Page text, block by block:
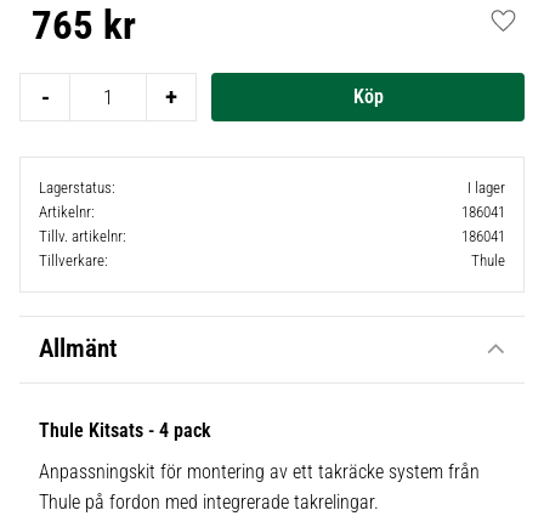
765 kr
+
-
Lagerstatus
I lager
Artikelnr
186041
Tillv. artikelnr
186041
Tillverkare
Thule
Allmänt
Thule Kitsats - 4 pack
Anpassningskit för montering av ett takräcke system från
Thule på fordon med integrerade takrelingar.